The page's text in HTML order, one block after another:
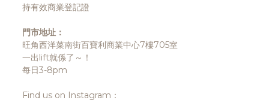
持有效商業登記證
門市地址：
旺角西洋菜南街百寶利商業中心7樓705室
一出lift就係了～！
每日3-8pm
Find us on Instagram：